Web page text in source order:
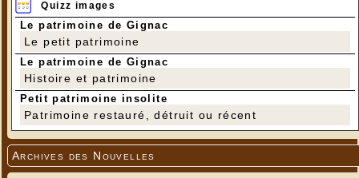
Quizz images
Le patrimoine de Gignac
Le petit patrimoine
Le patrimoine de Gignac
Histoire et patrimoine
Petit patrimoine insolite
Patrimoine restauré, détruit ou récent
Archives des Nouvelles